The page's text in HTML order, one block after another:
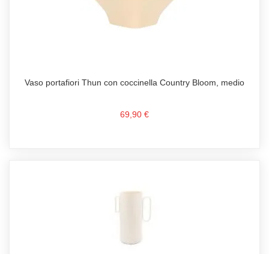
Vaso portafiori Thun con coccinella Country Bloom, medio
69,90 €